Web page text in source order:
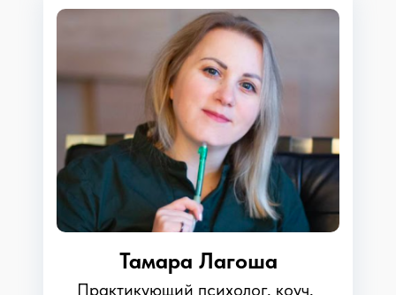
Тамара Лагоша
Практикующий психолог, коуч,